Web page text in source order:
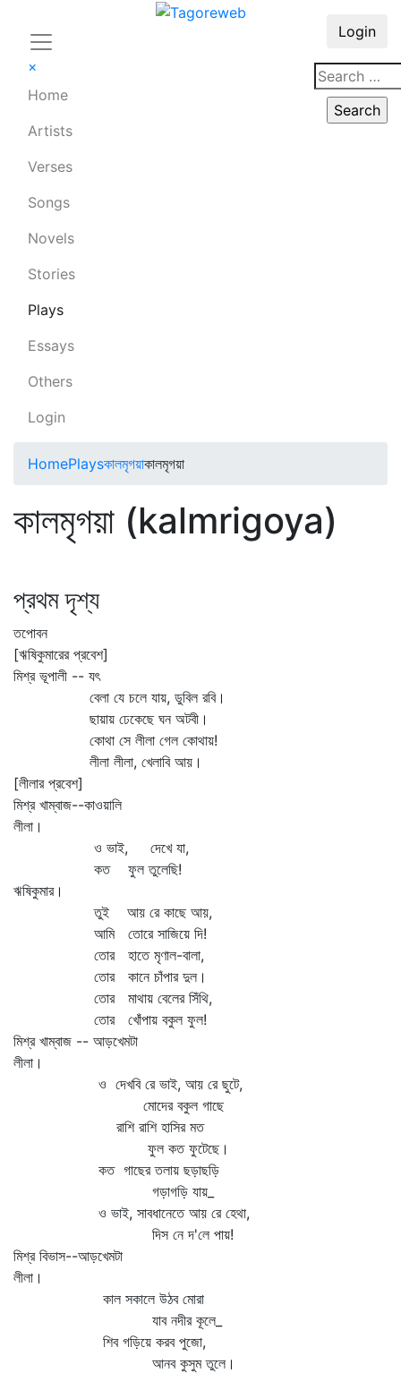
×
Home
Artists
Verses
Songs
Novels
Stories
Plays
Essays
Others
Login
Login
HomePlaysকালমৃগয়াকালমৃগয়া
কালমৃগয়া (kalmrigoya)
প্রথম দৃশ্য
তপোবন
[ঋষিকুমারের প্রবেশ]
মিশ্র ভূপালী -- যৎ
বেলা যে চলে যায়, ডুবিল রবি।
ছায়ায় ঢেকেছে ঘন অটবী।
কোথা সে লীলা গেল কোথায়!
লীলা লীলা, খেলাবি আয়।
[লীলার প্রবেশ]
মিশ্র খাম্বাজ--কাওয়ালি
লীলা।
ও ভাই, দেখে যা,
কত ফুল তুলেছি!
ঋষিকুমার।
তুই আয় রে কাছে আয়,
আমি তোরে সাজিয়ে দি!
তোর হাতে মৃণাল-বালা,
তোর কানে চাঁপার দুল।
তোর মাথায় বেলের সিঁথি,
তোর খোঁপায় বকুল ফুল!
মিশ্র খাম্বাজ -- আড়খেমটা
লীলা।
ও দেখবি রে ভাই, আয় রে ছুটে,
মোদের বকুল গাছে
রাশি রাশি হাসির মত
ফুল কত ফুটেছে।
কত গাছের তলায় ছড়াছড়ি
গড়াগড়ি যায়_
ও ভাই, সাবধানেতে আয় রে হেথা,
দিস নে দ'লে পায়!
মিশ্র বিভাস--আড়খেমটা
লীলা।
কাল সকালে উঠব মোরা
যাব নদীর কূলে_
শিব গড়িয়ে করব পুজো,
আনব কুসুম তুলে।